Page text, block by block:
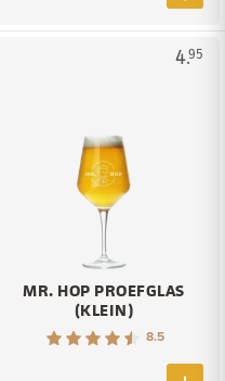
4.95
MR. HOP PROEFGLAS
(KLEIN)
8.5